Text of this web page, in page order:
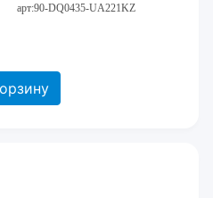
арт:90-DQ0435-UA221KZ